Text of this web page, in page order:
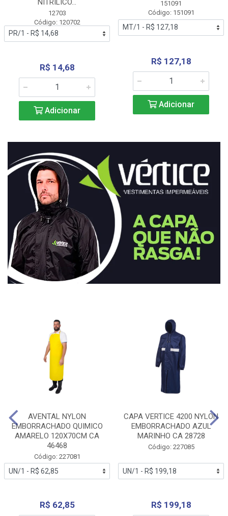
NITRÍLICO...
12703
Código: 120702
R$ 14,68
Adicionar
151091
Código: 151091
R$ 127,18
Adicionar
AVENTAL NYLON
EMBORRACHADO QUIMICO
AMARELO 120X70CM CA
46468
Código: 227081
R$ 62,85
CAPA VERTICE 4200 NYLON
EMBORRACHADO AZUL
MARINHO CA 28728
Código: 227085
R$ 199,18